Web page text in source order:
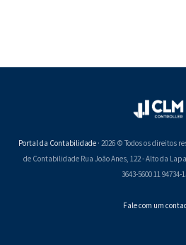
Portal da Contabilidade· 2026 © Todos os direitos
de Contabilidade Rua João Anes, 122 - Alto da Lapa
3643-5600 11 94734-
Fale com um